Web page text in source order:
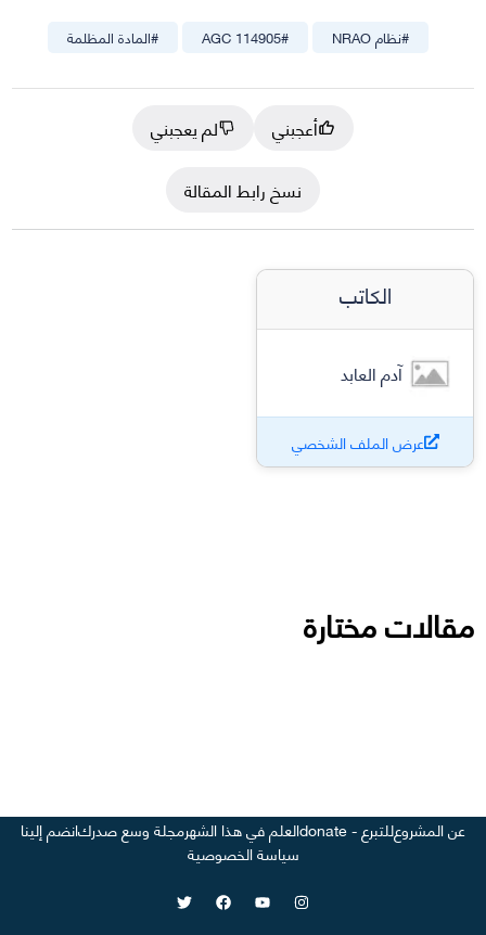
#المادة المظلمة #
AGC 114905 #نظام NRAO
أعجبني
لم يعجبني
نسخ رابط المقالة
الكاتب
آدم العابد
عرض الملف الشخصي
مقالات مختارة
عن المشروعللتبرع - donate العلم في هذا الشهرمجلة وسع صدركانضم إلينا
سياسة الخصوصية